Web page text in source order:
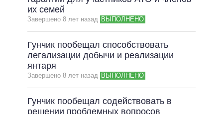
АРХИВНЫЕ ОБЕЩАНИЯ
их семей
Завершено 8 лет назад ВЫПОЛНЕНО
Гунчик пообещал способствовать
легализации добычи и реализации
янтаря
Завершено 8 лет назад ВЫПОЛНЕНО
Гунчик пообещал содействовать в
решении проблемных вопросов